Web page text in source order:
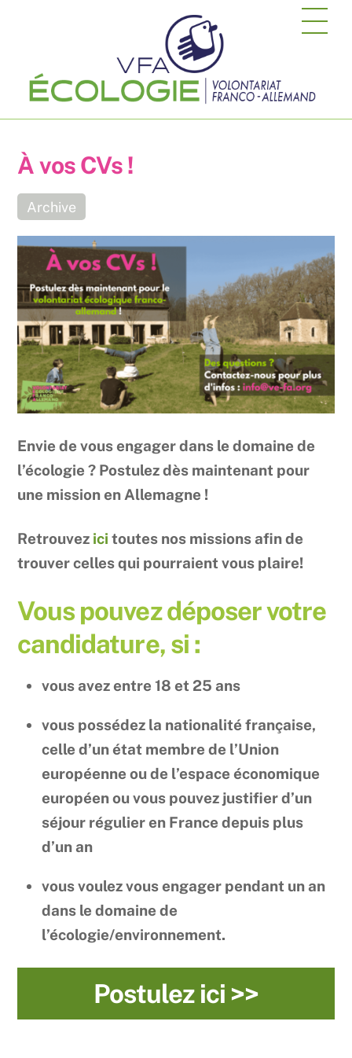
À vos CVs !
Archive
Envie de vous engager dans le domaine de
l’écologie ? Postulez dès maintenant pour
une mission en Allemagne !
Retrouvez ici toutes nos missions afin de
trouver celles qui pourraient vous plaire!
Vous pouvez déposer votre
candidature, si :
vous avez entre 18 et 25 ans
vous possédez la nationalité française,
celle d’un état membre de l’Union
européenne ou de l’espace économique
européen ou vous pouvez justifier d’un
séjour régulier en France depuis plus
d’un an
vous voulez vous engager pendant un an
dans le domaine de
l’écologie/environnement.
Postulez ici >>